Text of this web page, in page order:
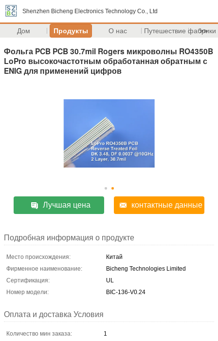
Shenzhen Bicheng Electronics Technology Co., Ltd
Дом Продукты О нас Путешествие фабрики
>>
Фольга PCB PCB 30.7mil Rogers микроволны RO4350B
LoPro высокочастотным обработанная обратным с
ENIG для применений цифров
Лучшая цена контактные данные
Подробная информация о продукте
Место происхождения:
Китай
Фирменное наименование:
Bicheng Technologies Limited
Сертификация:
UL
Номер модели:
BIC-136-V0.24
Оплата и доставка Условия
Количество мин заказа:
1